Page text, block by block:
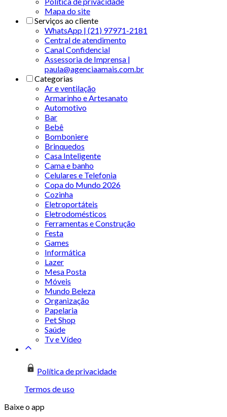
Mapa do site
Serviços ao cliente
WhatsApp | (21) 97971-2181
Central de atendimento
Canal Confidencial
Assessoria de Imprensa |
paula@agenciaamais.com.br
Categorias
Ar e ventilação
Armarinho e Artesanato
Automotivo
Bar
Bebê
Bomboniere
Brinquedos
Casa Inteligente
Cama e banho
Celulares e Telefonia
Copa do Mundo 2026
Cozinha
Eletroportáteis
Eletrodomésticos
Ferramentas e Construção
Festa
Games
Informática
Lazer
Mesa Posta
Móveis
Mundo Beleza
Organização
Papelaria
Pet Shop
Saúde
Tv e Vídeo
Política de privacidade
Termos de uso
Baixe o app